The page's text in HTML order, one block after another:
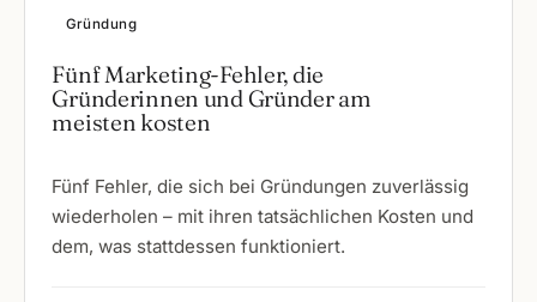
Gründung
Fünf Marketing-Fehler, die
Gründerinnen und Gründer am
meisten kosten
Fünf Fehler, die sich bei Gründungen zuverlässig
wiederholen – mit ihren tatsächlichen Kosten und
dem, was stattdessen funktioniert.